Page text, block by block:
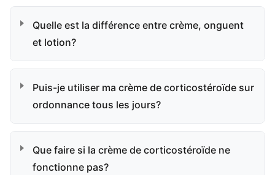
Quelle est la différence entre crème, onguent
et lotion?
Puis-je utiliser ma crème de corticostéroïde sur
ordonnance tous les jours?
Que faire si la crème de corticostéroïde ne
fonctionne pas?